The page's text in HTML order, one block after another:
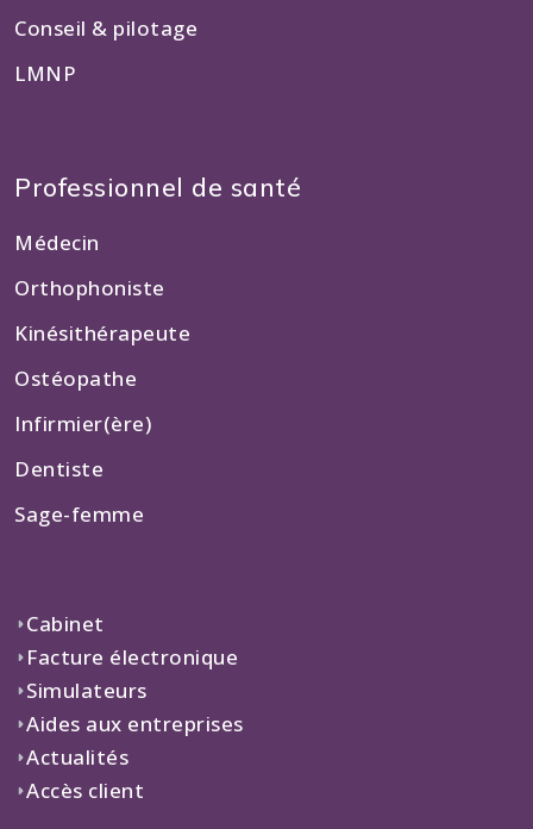
Conseil & pilotage
LMNP
Professionnel de santé
Médecin
Orthophoniste
Kinésithérapeute
Ostéopathe
Infirmier(ère)
Dentiste
Sage-femme
Cabinet
Facture électronique
Simulateurs
Aides aux entreprises
Actualités
Accès client